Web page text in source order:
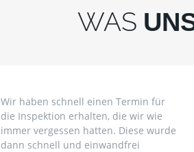
WAS
Wir haben schnell einen Termin für
die Inspektion erhalten, die wir wie
immer vergessen hatten. Diese wurde
dann schnell und einwandfrei